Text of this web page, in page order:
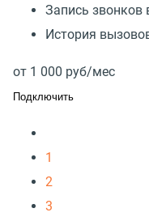
Запись звонков
История
от 1 000 руб/мес
Подключить
1
2
3